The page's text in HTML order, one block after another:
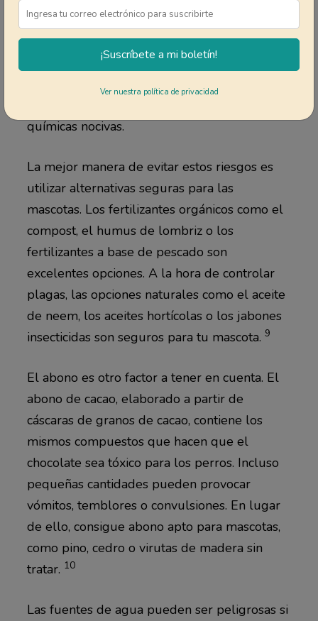
jardinería, incluyendo fertilizantes, pesticidas
y herbicidas, contienen ingredientes que son
tóxicos para los animales. Si tu mascota
camina sobre el pasto recién tratado y se
químicas nocivas.
La mejor manera de evitar estos riesgos es
utilizar alternativas seguras para las
mascotas. Los fertilizantes orgánicos como el
compost, el humus de lombriz o los
fertilizantes a base de pescado son
excelentes opciones. A la hora de controlar
plagas, las opciones naturales como el aceite
de neem, los aceites hortícolas o los jabones
insecticidas son seguros para tu mascota. 9
El abono es otro factor a tener en cuenta. El
abono de cacao, elaborado a partir de
cáscaras de granos de cacao, contiene los
mismos compuestos que hacen que el
chocolate sea tóxico para los perros. Incluso
pequeñas cantidades pueden provocar
vómitos, temblores o convulsiones. En lugar
de ello, consigue abono apto para mascotas,
como pino, cedro o virutas de madera sin
tratar. 10
Las fuentes de agua pueden ser peligrosas si
¡Suscríbete a mi boletín!
Ver nuestra política de privacidad